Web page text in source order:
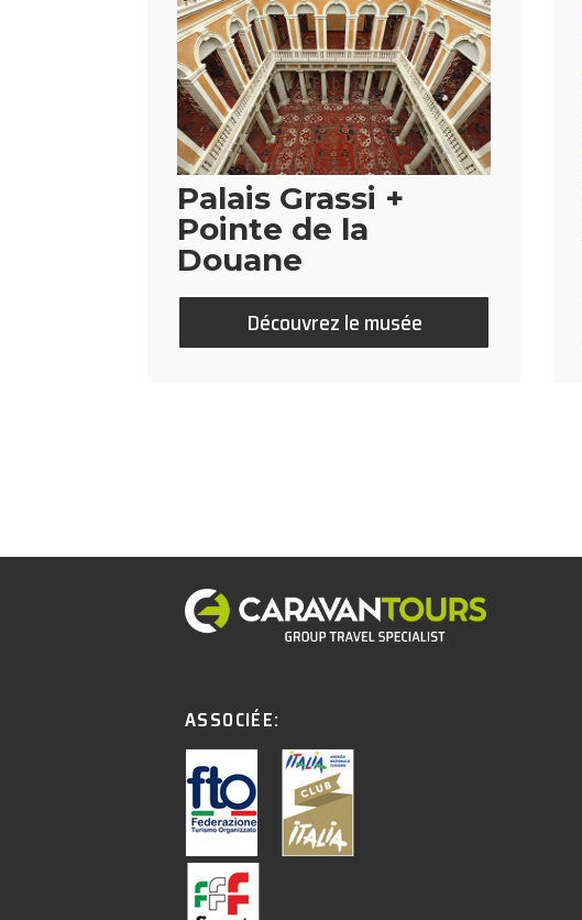
Palais Grassi +
Pointe de la
Douane
Découvrez le musée
ASSOCIÉE: